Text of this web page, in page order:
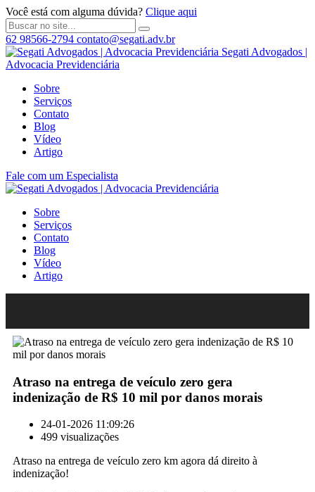
Você está com alguma dúvida? Clique aqui
62 98566-2794 contato@segati.adv.br
Segati Advogados |
Advocacia Previdenciária
Sobre
Serviços
Contato
Blog
Vídeo
Artigo
Fale com um Especialista
Sobre
Serviços
Contato
Blog
Vídeo
Artigo
Atraso na entrega de veículo zero gera
indenização de R$ 10 mil por danos morais
24-01-2026 11:09:26
499 visualizações
Atraso na entrega de veículo zero km agora dá direito à
indenização!